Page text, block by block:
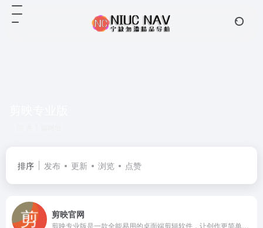
排序 发布 更新 浏览 点赞
剪映官网